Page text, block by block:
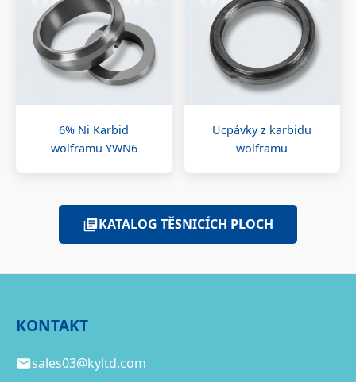
6% Ni Karbid
wolframu YWN6
Ucpávky z karbidu
wolframu
KATALOG TĚSNICÍCH PLOCH
KONTAKT
sales03@kyltd.com